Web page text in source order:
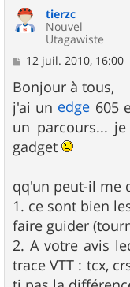
tierzc
Nouvel
Utagawiste
M
s
s
a
g
e
12 juil. 2010, 16:00
Bonjour à tous,
j'ai un edge 605
un parcours...
gadget
qq'un peut-il me
1. ce sont bien
faire guider
2. A votre avis
trace VTT : tcx,